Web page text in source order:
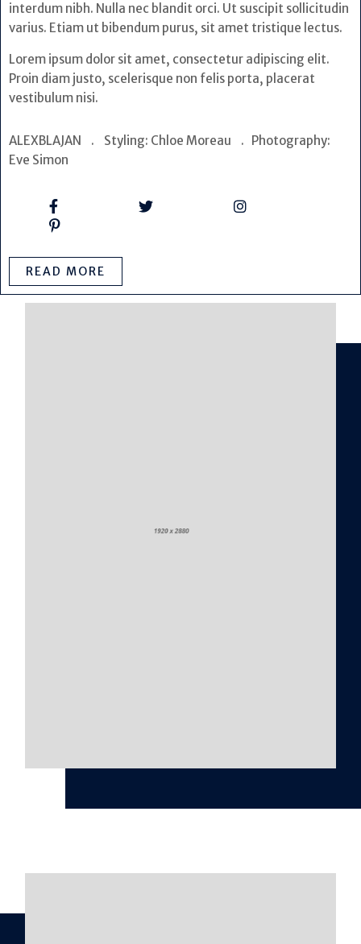
interdum nibh. Nulla nec blandit orci. Ut suscipit sollicitudin
varius. Etiam ut bibendum purus, sit amet tristique lectus.
Lorem ipsum dolor sit amet, consectetur adipiscing elit.
Proin diam justo, scelerisque non felis porta, placerat
vestibulum nisi.
ALEXBLAJAN . Styling: Chloe Moreau . Photography:
Eve Simon
READ MORE